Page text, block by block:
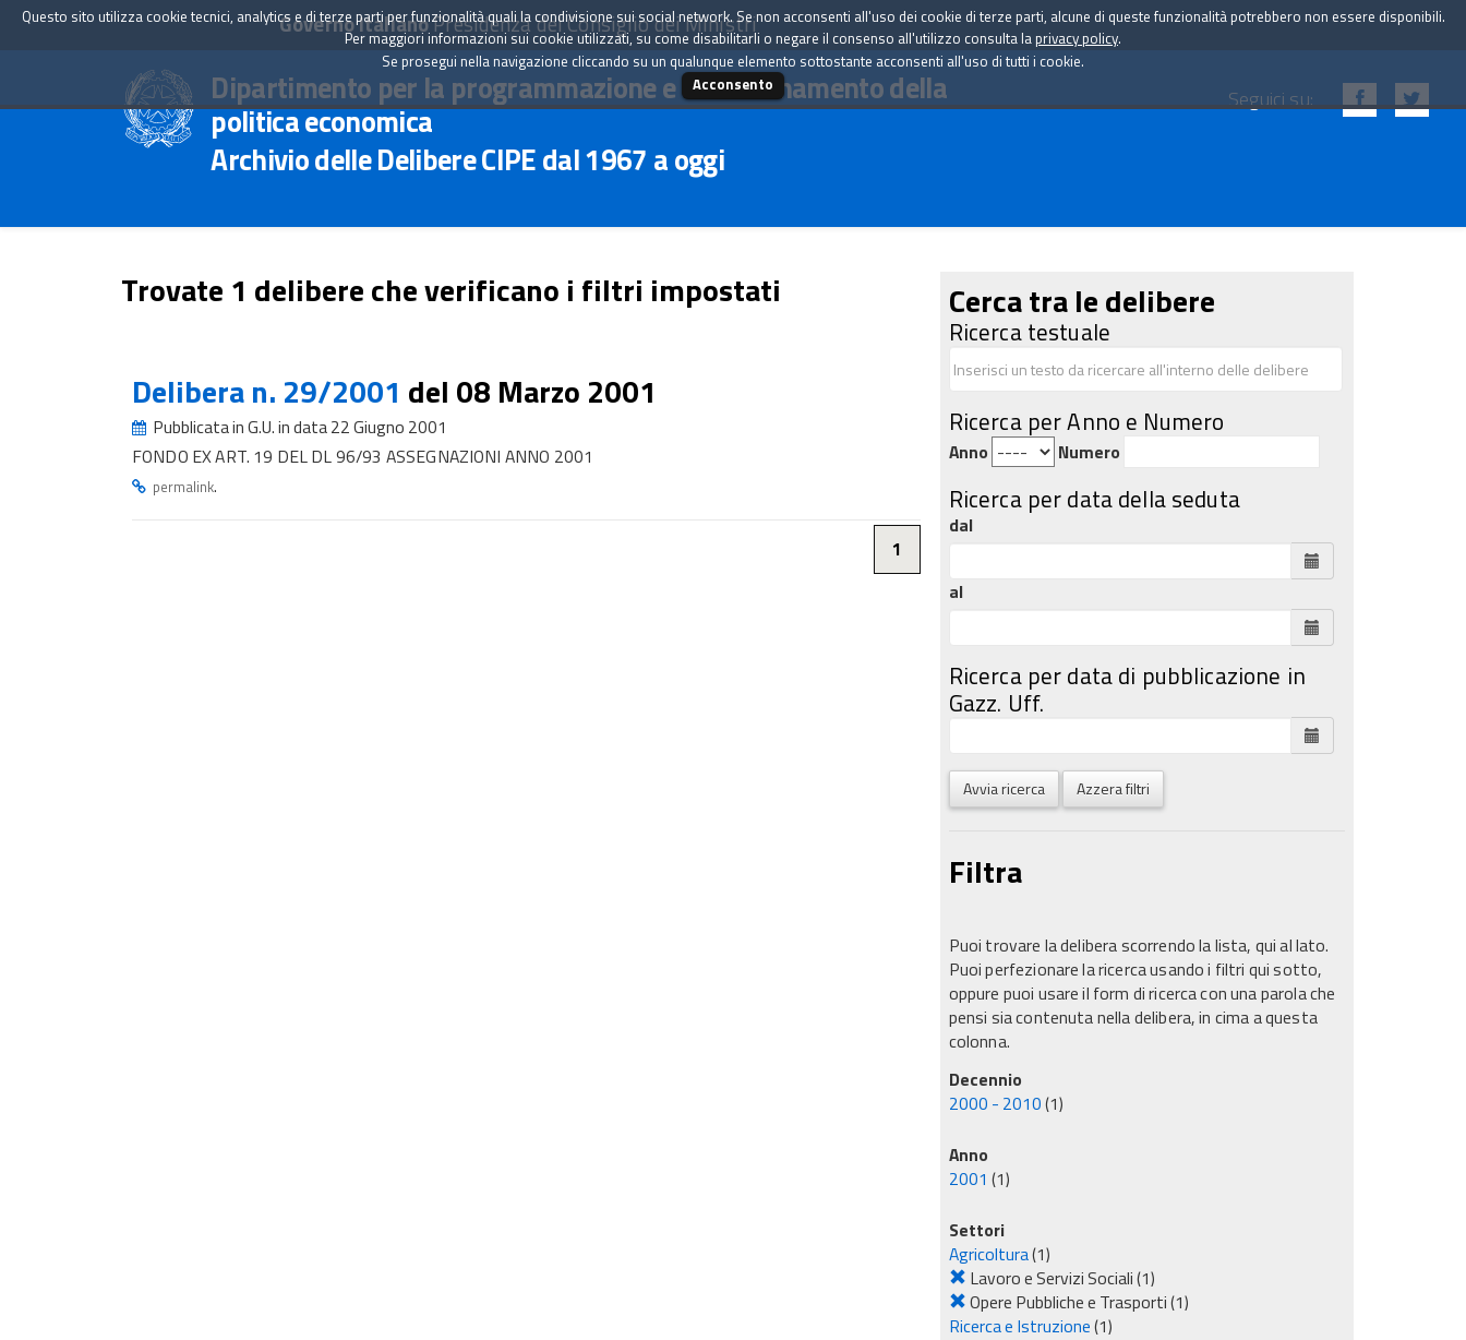
Governo ItalianoPresidenza del Consiglio dei Ministri
Dipartimento per la programmazione e il coordinamento della
politica economica
Archivio delle Delibere CIPE dal 1967 a oggi
Seguici su:
Trovate 1 delibere che verificano i filtri impostati
Delibera n. 29/2001 del 08 Marzo 2001
Pubblicata in G.U. in data 22 Giugno 2001
FONDO EX ART. 19 DEL DL 96/93 ASSEGNAZIONI ANNO 2001
permalink.
1
Cerca tra le delibere
Ricerca testuale
Ricerca per Anno e Numero
Anno Numero
Ricerca per data della seduta
dal
al
Ricerca per data di pubblicazione in
Gazz. Uff.
Avvia ricerca Azzera filtri
Filtra
Puoi trovare la delibera scorrendo la lista, qui al lato.
Puoi perfezionare la ricerca usando i filtri qui sotto,
oppure puoi usare il form di ricerca con una parola che
pensi sia contenuta nella delibera, in cima a questa
colonna.
Decennio
2000 - 2010(1)
Anno
2001 (1)
Settori
Agricoltura(1)
Lavoro e Servizi Sociali(1)
Opere Pubbliche e Trasporti(1)
Ricerca e Istruzione(1)
Questo sito utilizza cookie tecnici, analytics e di terze parti per funzionalità quali la condivisione sui social network. Se non acconsenti all'uso dei cookie di terze parti, alcune di queste funzionalità potrebbero non essere disponibili.
Per maggiori informazioni sui cookie utilizzati, su come disabilitarli o negare il consenso all'utilizzo consulta la privacy policy.
Se prosegui nella navigazione cliccando su un qualunque elemento sottostante acconsenti all'uso di tutti i cookie.
Acconsento